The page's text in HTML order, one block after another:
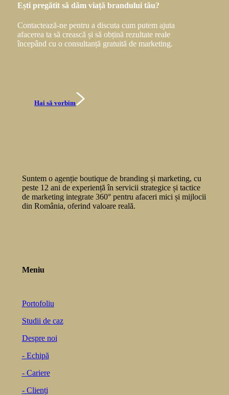
Ești pregătit să dăm viață brandului tău?
Contactează-ne pentru a discuta cum putem ajuta
afacerea ta să crească și să obțină rezultate reale
începând cu o consultanță gratuită de marketing.
Hai să vorbim
Suntem o agenție boutique de branding și marketing, cu
peste 12 ani de experiență în servicii strategice și tactice
de marketing integrate 360° pentru afaceri mici și mijlocii
din România, oferind valoare reală.
Meniu
Portofoliu
Studii de caz
Despre noi
- Echipă
- Cariere
- Clienți